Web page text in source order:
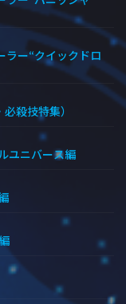
ラー“クイックドロ
殺技特集）
ユニバース編